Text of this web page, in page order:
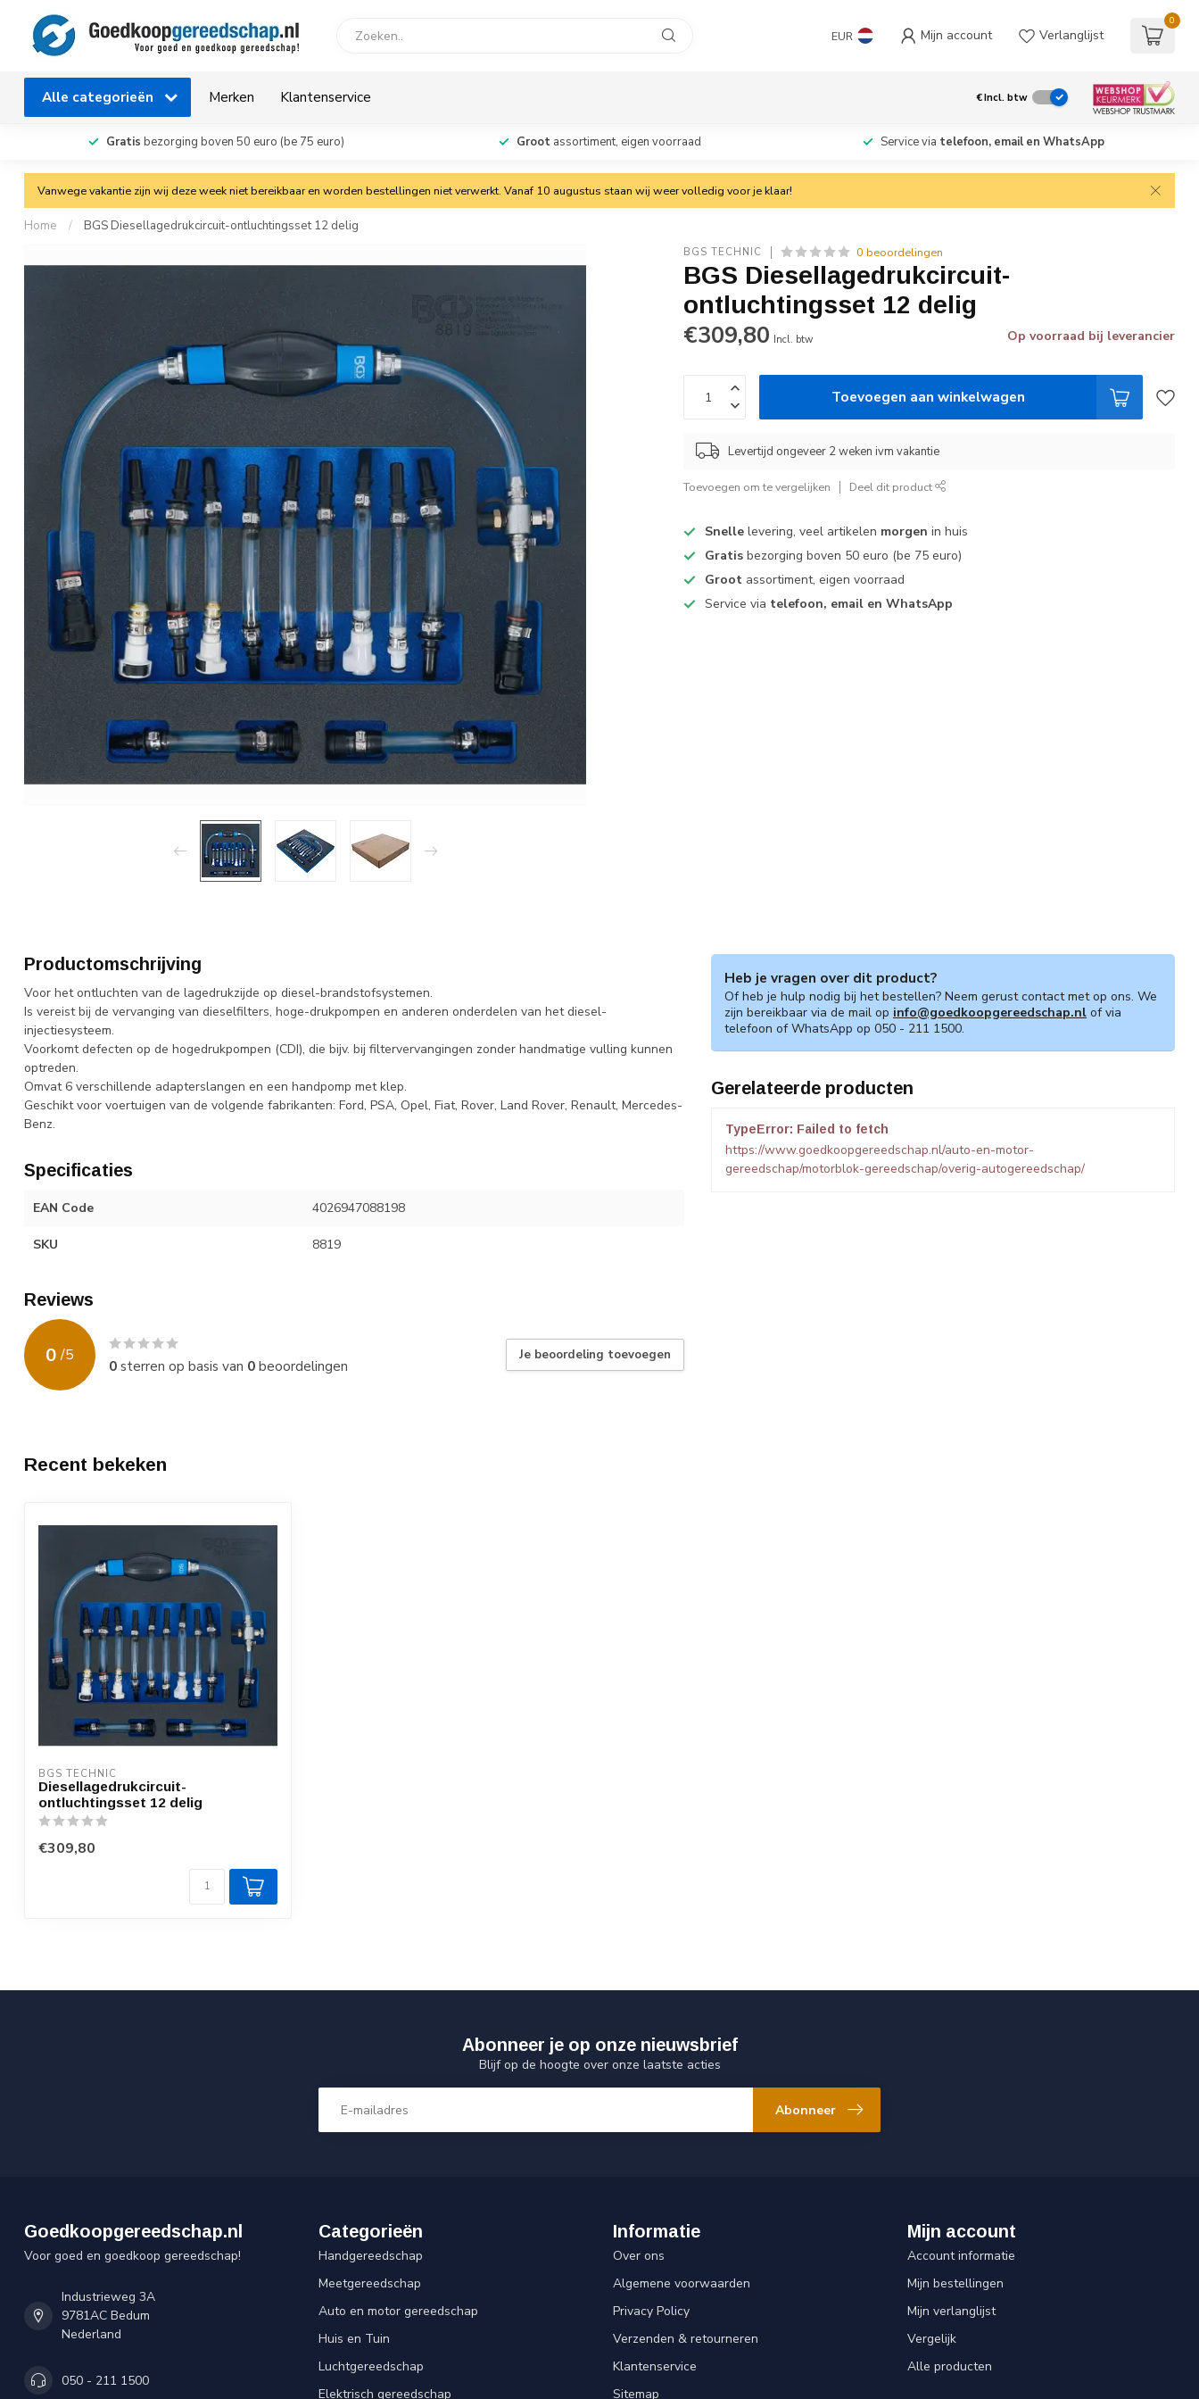
EUR Mijn account Verlanglijst
0
Alle categorieën Merken Klantenservice €Incl. btw
Gratis bezorging boven 50 euro (be 75 euro) Grootassortiment, eigen voorraad Service via telefoon, email en WhatsApp
Vanwege vakantie zijn wij deze week niet bereikbaar en worden bestellingen niet verwerkt. Vanaf 10 augustus staan wij weer volledig voor je klaar!
Home / BGS Diesellagedrukcircuit-ontluchtingsset 12 delig
BGS TECHNIC 0 beoordelingen
BGS Diesellagedrukcircuit-
ontluchtingsset 12 delig
€309,80 Incl. btw Op voorraad bij leverancier
Toevoegen aan winkelwagen
Levertijd ongeveer 2 weken ivm vakantie
Toevoegen om te vergelijken Deel dit product
Snelle levering, veel artikelen morgen in huis
Gratis bezorging boven 50 euro (be 75 euro)
Groot assortiment, eigen voorraad
Service via telefoon, email en WhatsApp
Productomschrijving
Voor het ontluchten van de lagedrukzijde op diesel-brandstofsystemen.
Is vereist bij de vervanging van dieselfilters, hoge-drukpompen en anderen onderdelen van het diesel-
injectiesysteem.
Voorkomt defecten op de hogedrukpompen (CDI), die bijv. bij filtervervangingen zonder handmatige vulling kunnen
optreden.
Omvat 6 verschillende adapterslangen en een handpomp met klep.
Geschikt voor voertuigen van de volgende fabrikanten: Ford, PSA, Opel, Fiat, Rover, Land Rover, Renault, Mercedes-
Benz.
Specificaties
EAN Code 4026947088198
SKU 8819
Reviews
0 /5
0sterren op basis van 0beoordelingen
Je beoordeling toevoegen
Heb je vragen over dit product?
Of heb je hulp nodig bij het bestellen? Neem gerust contact met op ons. We
zijn bereikbaar via de mail op info@goedkoopgereedschap.nl of via
telefoon of WhatsApp op 050 - 211 1500.
Gerelateerde producten
TypeError: Failed to fetch
https://www.goedkoopgereedschap.nl/auto-en-motor-
gereedschap/motorblok-gereedschap/overig-autogereedschap/
Recent bekeken
BGS TECHNIC
Diesellagedrukcircuit-
ontluchtingsset 12 delig
€309,80
Abonneer je op onze nieuwsbrief
Blijf op de hoogte over onze laatste acties
Abonneer
Goedkoopgereedschap.nl
Voor goed en goedkoop gereedschap!
Industrieweg 3A
9781AC Bedum
Nederland
050 - 211 1500
Categorieën
Handgereedschap
Meetgereedschap
Auto en motor gereedschap
Huis en Tuin
Luchtgereedschap
Elektrisch gereedschap
Informatie
Over ons
Algemene voorwaarden
Privacy Policy
Verzenden & retourneren
Klantenservice
Sitemap
Mijn account
Account informatie
Mijn bestellingen
Mijn verlanglijst
Vergelijk
Alle producten